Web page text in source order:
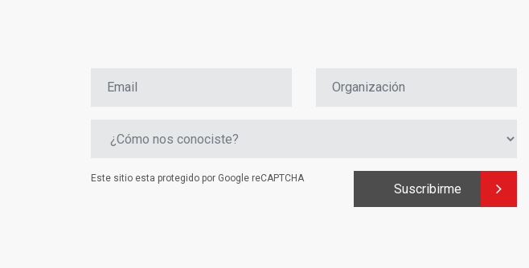
Este sitio esta protegido por Google reCAPTCHA
Suscribirme